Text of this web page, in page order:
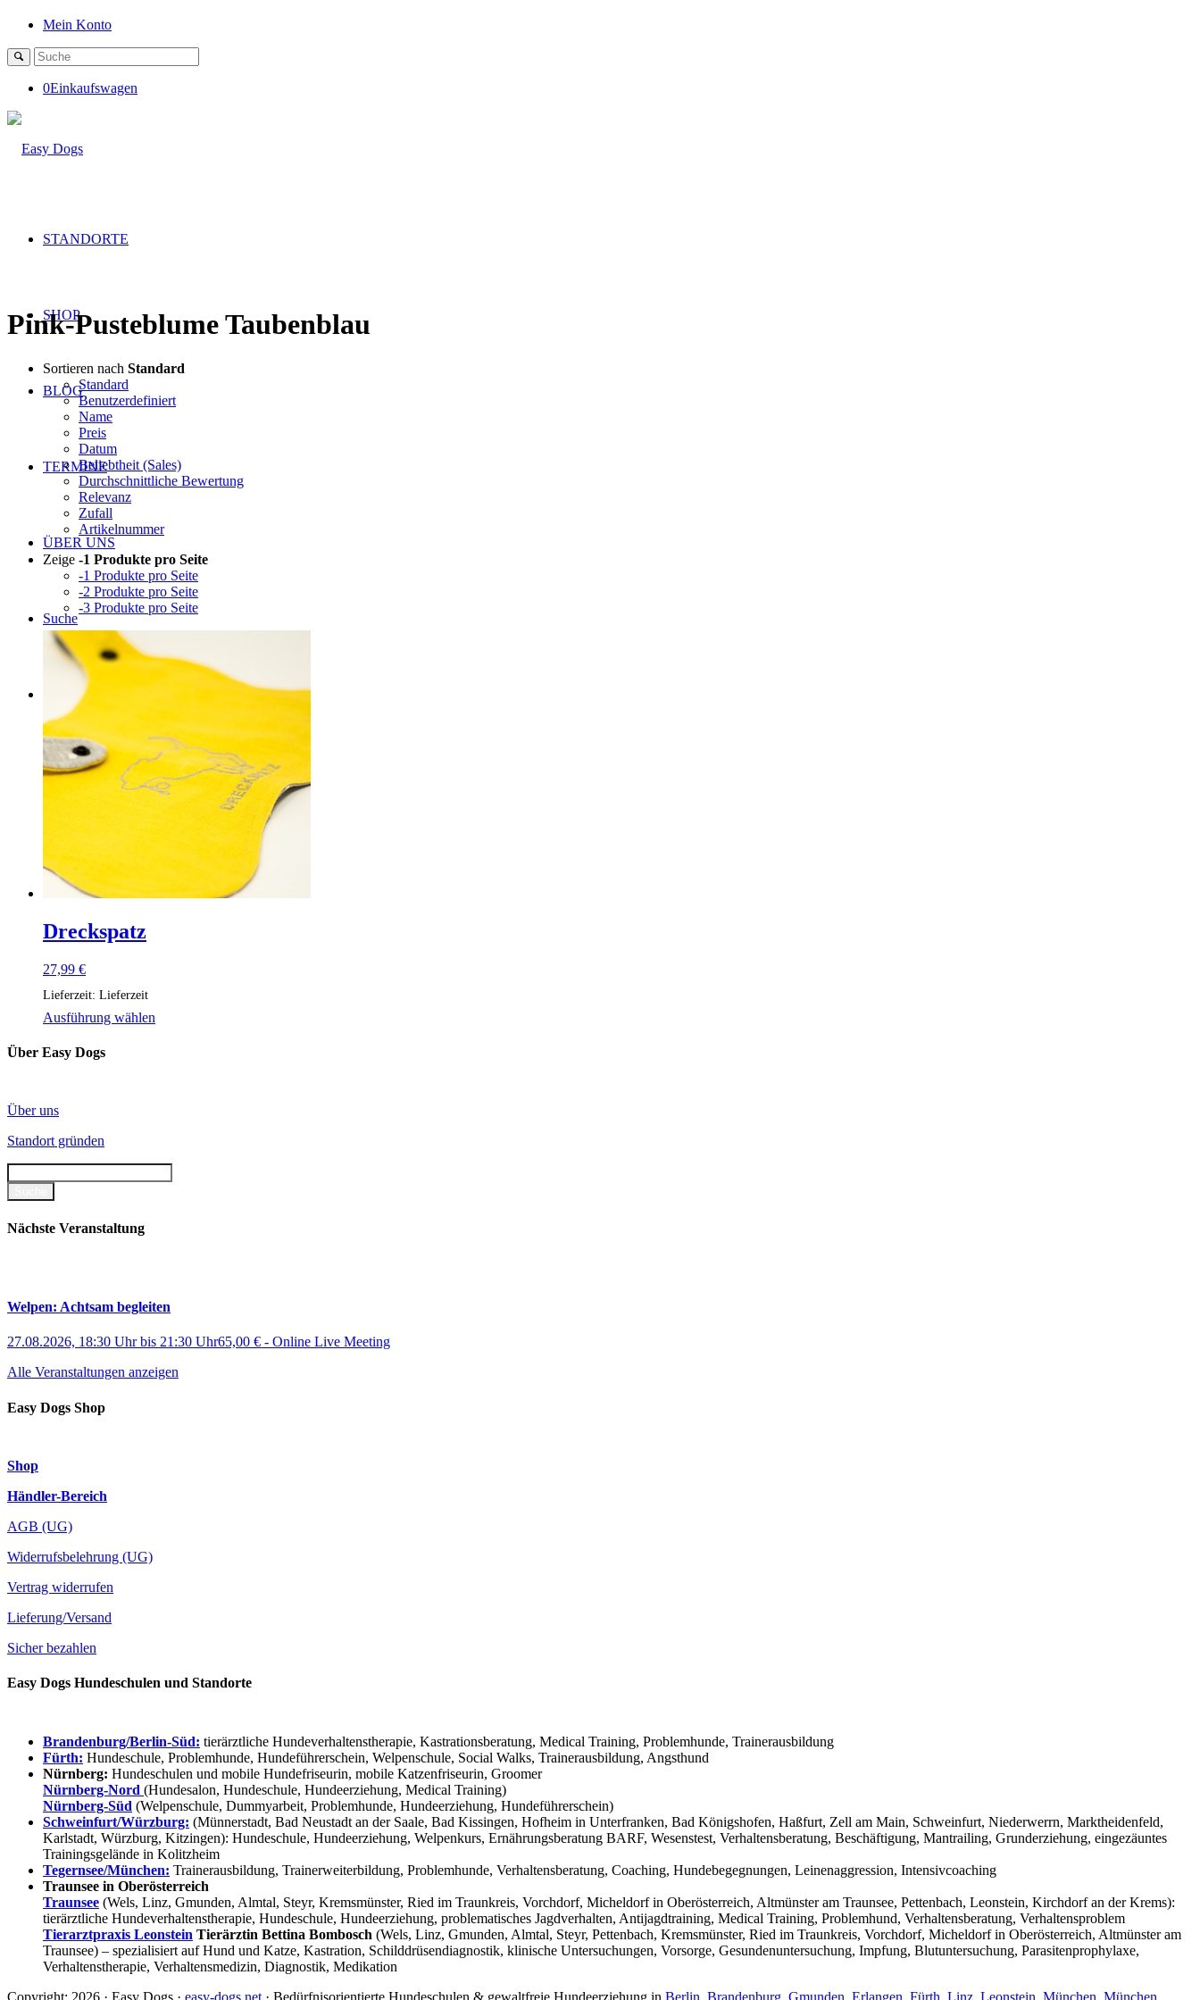
Mein Konto
0Einkaufswagen
STANDORTE
SHOP
BLOG
TERMINE
ÜBER UNS
Suche
Menü
Pink-Pusteblume Taubenblau
Sortieren nach Standard
Standard
Benutzerdefiniert
Name
Preis
Datum
Beliebtheit (Sales)
Durchschnittliche Bewertung
Relevanz
Zufall
Artikelnummer
Zeige -1 Produkte pro Seite
-1 Produkte pro Seite
-2 Produkte pro Seite
-3 Produkte pro Seite
Dreckspatz
27,99 €
Lieferzeit: Lieferzeit
Ausführung wählen
auf
der
Über Easy Dogs
Über uns
Standort gründen
Nächste Veranstaltung
Welpen: Achtsam begleiten
27.08.2026, 18:30 Uhrbis 21:30 Uhr65,00 € - Online Live Meeting
Alle Veranstaltungen anzeigen
Easy Dogs Shop
Shop
Händler-Bereich
AGB (UG)
Widerrufsbelehrung (UG)
Vertrag widerrufen
Lieferung/Versand
Sicher bezahlen
Easy Dogs Hundeschulen und Standorte
Brandenburg/Berlin-Süd: tierärztliche Hundeverhaltenstherapie, Kastrationsberatung, Medical Training, Problemhunde, Trainerausbildung
Fürth: Hundeschule, Problemhunde, Hundeführerschein, Welpenschule, Social Walks, Trainerausbildung, Angsthund
Nürnberg: Hundeschulen und mobile Hundefriseurin, mobile Katzenfriseurin, Groomer
Nürnberg-Nord (Hundesalon, Hundeschule, Hundeerziehung, Medical Training)
Nürnberg-Süd (Welpenschule, Dummyarbeit, Problemhunde, Hundeerziehung, Hundeführerschein)
Schweinfurt/Würzburg: (Münnerstadt, Bad Neustadt an der Saale, Bad Kissingen, Hofheim in Unterfranken, Bad Königshofen, Haßfurt, Zell am Main, Schweinfurt, Niederwerrn, Marktheidenfeld,
Karlstadt, Würzburg, Kitzingen): Hundeschule, Hundeerziehung, Welpenkurs, Ernährungsberatung BARF, Wesenstest, Verhaltensberatung, Beschäftigung, Mantrailing, Grunderziehung, eingezäuntes
Trainingsgelände in Kolitzheim
Tegernsee/München: Trainerausbildung, Trainerweiterbildung, Problemhunde, Verhaltensberatung, Coaching, Hundebegegnungen, Leinenaggression, Intensivcoaching
Traunsee in Oberösterreich
Traunsee (Wels, Linz, Gmunden, Almtal, Steyr, Kremsmünster, Ried im Traunkreis, Vorchdorf, Micheldorf in Oberösterreich, Altmünster am Traunsee, Pettenbach, Leonstein, Kirchdorf an der Krems):
tierärztliche Hundeverhaltenstherapie, Hundeschule, Hundeerziehung, problematisches Jagdverhalten, Antijagdtraining, Medical Training, Problemhund, Verhaltensberatung, Verhaltensproblem
Tierarztpraxis Leonstein Tierärztin Bettina Bombosch (Wels, Linz, Gmunden, Almtal, Steyr, Pettenbach, Kremsmünster, Ried im Traunkreis, Vorchdorf, Micheldorf in Oberösterreich, Altmünster am
Traunsee) – spezialisiert auf Hund und Katze, Kastration, Schilddrüsendiagnostik, klinische Untersuchungen, Vorsorge, Gesundenuntersuchung, Impfung, Blutuntersuchung, Parasitenprophylaxe,
Verhaltenstherapie, Verhaltensmedizin, Diagnostik, Medikation
Copyright: 2026 · Easy Dogs · easy-dogs.net · Bedürfnisorientierte Hundeschulen & gewaltfreie Hundeerziehung in Berlin Brandenburg Gmunden Erlangen Fürth Linz Leonstein München München